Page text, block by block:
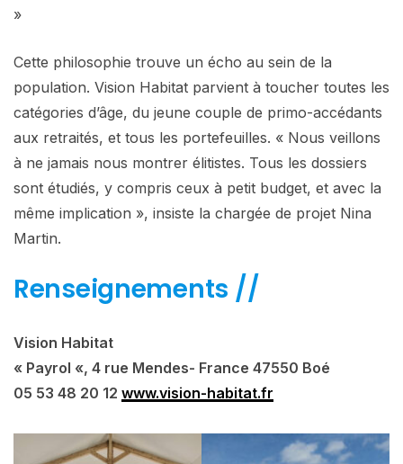
»
Cette philosophie trouve un écho au sein de la
population. Vision Habitat parvient à toucher toutes les
catégories d’âge, du jeune couple de primo-accédants
aux retraités, et tous les portefeuilles. « Nous veillons
à ne jamais nous montrer élitistes. Tous les dossiers
sont étudiés, y compris ceux à petit budget, et avec la
même implication », insiste la chargée de projet Nina
Martin.
Renseignements //
Vision Habitat
« Payrol «, 4 rue Mendes- France 47550 Boé
05 53 48 20 12 www.vision-habitat.fr